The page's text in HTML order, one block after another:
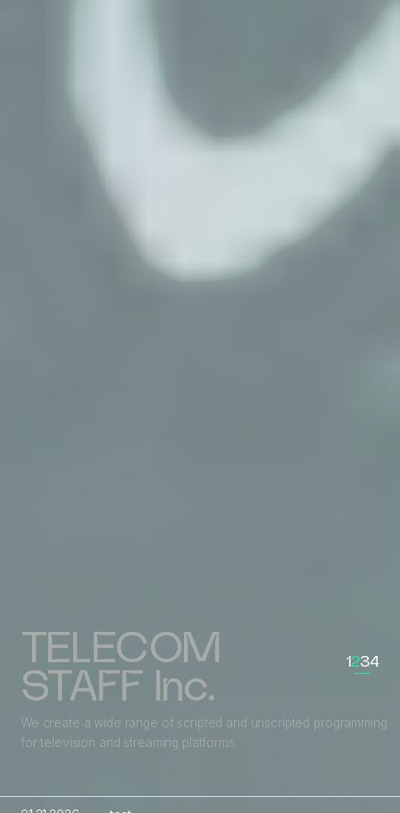
1234
TELECOM
STAFF Inc.
We create a wide range of scripted and unscripted programming
for television and streaming platforms.